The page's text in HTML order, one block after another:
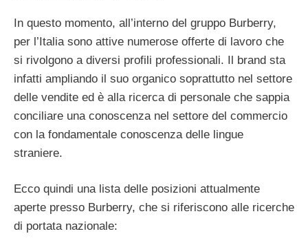
In questo momento, all’interno del gruppo Burberry,
per l’Italia sono attive numerose offerte di lavoro che
si rivolgono a diversi profili professionali. Il brand sta
infatti ampliando il suo organico soprattutto nel settore
delle vendite ed è alla ricerca di personale che sappia
conciliare una conoscenza nel settore del commercio
con la fondamentale conoscenza delle lingue
straniere.
Ecco quindi una lista delle posizioni attualmente
aperte presso Burberry, che si riferiscono alle ricerche
di portata nazionale: